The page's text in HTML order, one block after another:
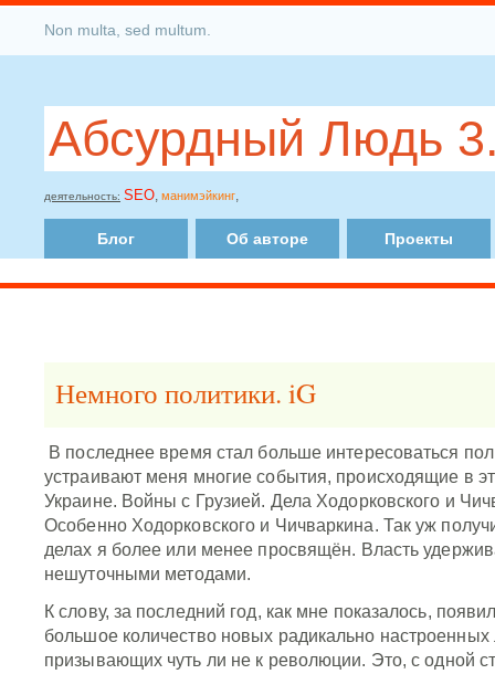
Non multa, sed multum.
Абсурдный Людь
деятельность: SEO, манимэйкинг,
Блог Об авторе Проекты
Немного политики. iG
В последнее время стал больше интересоваться
устраивают меня многие события, происходящие в
Украине. Войны с Грузией. Дела Ходорковского и
Особенно Ходорковского и Чичваркина. Так уж
делах я более или менее просвящён. Власть
нешуточными методами.
К слову, за последний год, как мне показалось,
большое количество новых радикально
призывающих чуть ли не к революции. Это, с одной